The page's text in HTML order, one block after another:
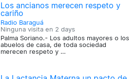
Los ancianos merecen respeto y
cariño
Radio Baraguá
Ninguna visita en 2 days
Palma Soriano.- Los adultos mayores o los
abuelos de casa, de toda sociedad
merecen respeto y …